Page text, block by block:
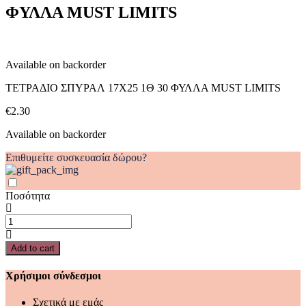
ΦΥΛΛΑ
MUST
ΦΥΛΛΑ MUST LIMITS
Available on backorder
ΤΕΤΡΑΔΙΟ ΣΠΥΡΑΛ 17Χ25 1Θ 30 ΦΥΛΛΑ MUST LIMITS
€2.30
Available on backorder
Επιθυμείτε συσκευασία δώρου?
Ποσότητα
ΤΕΤΡΑΔΙΟ
ΣΠΥΡΑΛ
17Χ25
1Θ
30
ΦΥΛΛΑ
Add to cart
Χρήσιμοι σύνδεσμοι
Σχετικά με εμάς